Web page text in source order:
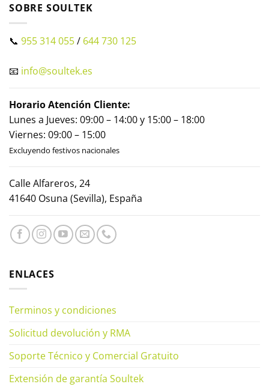
SOBRE SOULTEK
📞 955 314 055/ 644 730 125
📧 info@soultek.es
Horario Atención Cliente:
Lunes a Jueves: 09:00 – 14:00 y 15:00 – 18:00
Viernes: 09:00 – 15:00
Excluyendo festivos nacionales
Calle Alfareros, 24
41640 Osuna (Sevilla), España
ENLACES
Terminos y condiciones
Solicitud devolución y RMA
Soporte Técnico y Comercial Gratuito
Extensión de garantía Soultek